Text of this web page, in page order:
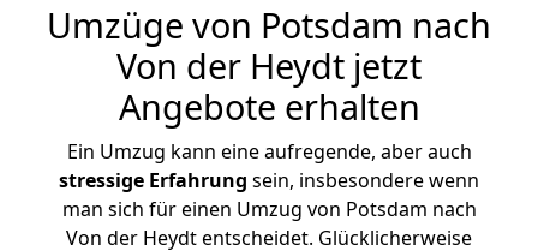
Umzüge von Potsdam nach
Von der Heydt jetzt
Angebote erhalten
Ein Umzug kann eine aufregende, aber auch
stressige Erfahrung sein, insbesondere wenn
man sich für einen Umzug von Potsdam nach
Von der Heydt entscheidet. Glücklicherweise